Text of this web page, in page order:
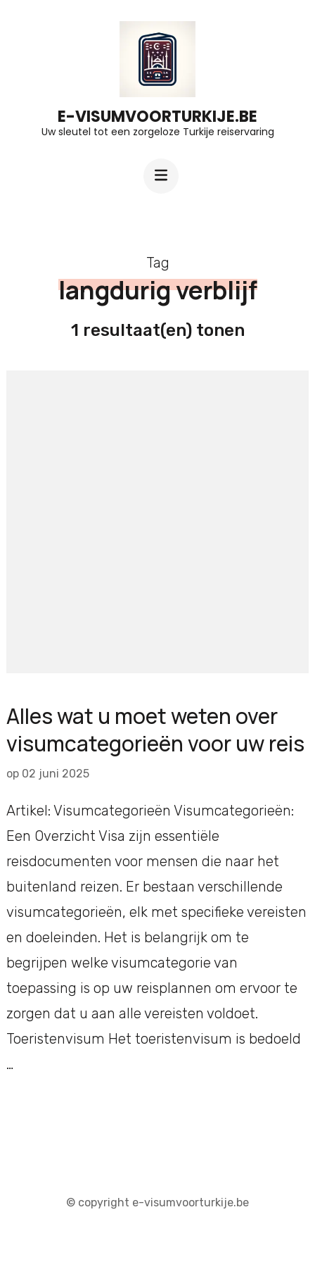
E-VISUMVOORTURKIJE.BE
Uw sleutel tot een zorgeloze Turkije reiservaring
Tag
langdurig verblijf
1 resultaat(en) tonen
Alles wat u moet weten over
visumcategorieën voor uw reis
op 02 juni 2025
Artikel: Visumcategorieën Visumcategorieën:
Een Overzicht Visa zijn essentiële
reisdocumenten voor mensen die naar het
buitenland reizen. Er bestaan verschillende
visumcategorieën, elk met specifieke vereisten
en doeleinden. Het is belangrijk om te
begrijpen welke visumcategorie van
toepassing is op uw reisplannen om ervoor te
zorgen dat u aan alle vereisten voldoet.
Toeristenvisum Het toeristenvisum is bedoeld
…
© copyright e-visumvoorturkije.be